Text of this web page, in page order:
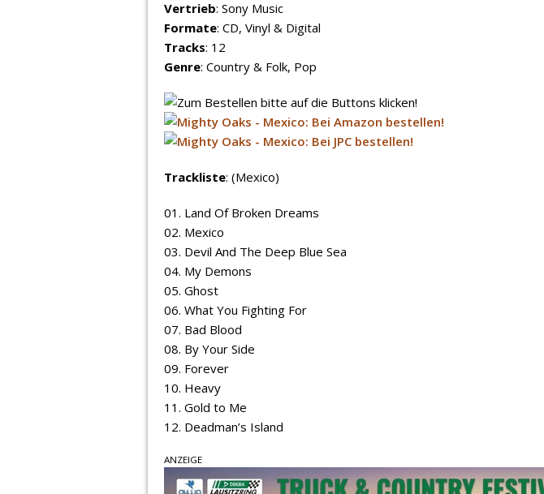
Vertrieb: Sony Music
Formate: CD, Vinyl & Digital
Tracks: 12
Genre: Country & Folk, Pop
Trackliste: (Mexico)
01. Land Of Broken Dreams
02. Mexico
03. Devil And The Deep Blue Sea
04. My Demons
05. Ghost
06. What You Fighting For
07. Bad Blood
08. By Your Side
09. Forever
10. Heavy
11. Gold to Me
12. Deadman’s Island
ANZEIGE